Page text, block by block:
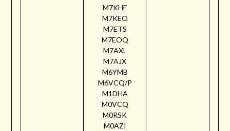
M7KHF
M7KEO
M7ETS
M7EOQ
M7AXL
M7AJX
M6YMB
M6VCQ/P
M1DHA
M0VCQ
M0RSK
M0AZI